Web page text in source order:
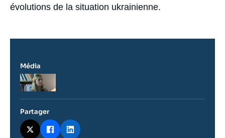
évolutions de la situation ukrainienne.
Média
Logo
Partager